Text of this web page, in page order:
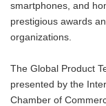
smartphones, and
prestigious awards
organizations.
The Global Product
presented by the
Chamber of